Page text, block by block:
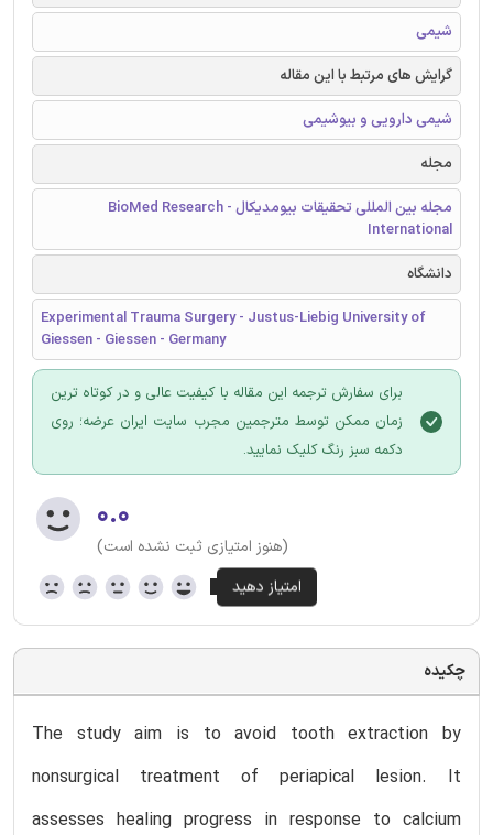
شیمی
گرایش های مرتبط با این مقاله
شیمی دارویی و بیوشیمی
مجله
مجله بین المللی تحقیقات بیومدیکال - BioMed Research
International
دانشگاه
Experimental Trauma Surgery - Justus-Liebig University of
Giessen - Giessen - Germany
برای سفارش ترجمه این مقاله با کیفیت عالی و در کوتاه ترین
زمان ممکن توسط مترجمین مجرب سایت ایران عرضه؛ روی
دکمه سبز رنگ کلیک نمایید.
۰.۰
(هنوز امتیازی ثبت نشده است)
چکیده
The study aim is to avoid tooth extraction by
nonsurgical treatment of periapical lesion. It
assesses healing progress in response to calcium